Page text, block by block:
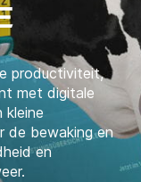
productiviteit,
met digitale
kleine
de bewaking en
en